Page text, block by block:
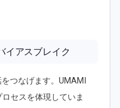
イアスブレイク
つなげます。UMAMI
セスを体現していま